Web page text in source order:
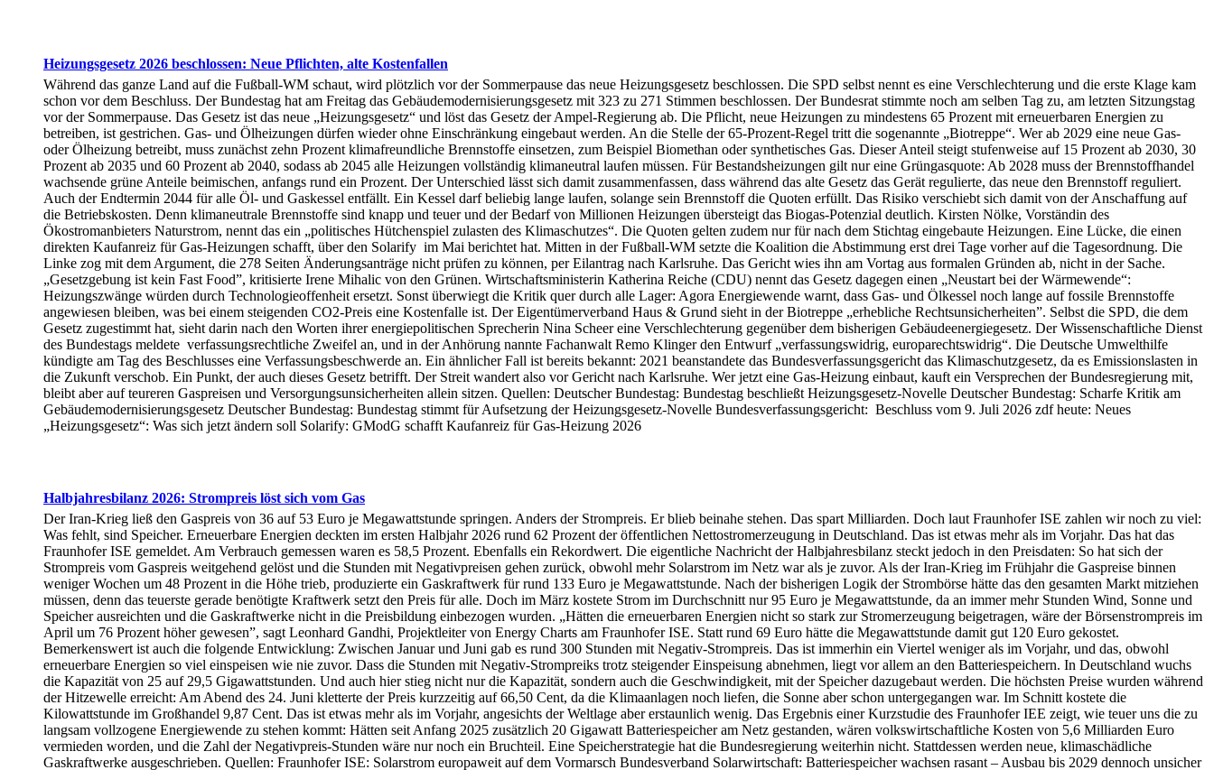
Heizungsgesetz 2026 beschlossen: Neue Pflichten, alte Kostenfallen
Während das ganze Land auf die Fußball-WM schaut, wird plötzlich vor der Sommerpause das neue Heizungsgesetz beschlossen. Die SPD selbst nennt es eine Verschlechterung und die erste Klage kam
schon vor dem Beschluss. Der Bundestag hat am Freitag das Gebäudemodernisierungsgesetz mit 323 zu 271 Stimmen beschlossen. Der Bundesrat stimmte noch am selben Tag zu, am letzten Sitzungstag
vor der Sommerpause. Das Gesetz ist das neue „Heizungsgesetz“ und löst das Gesetz der Ampel-Regierung ab. Die Pflicht, neue Heizungen zu mindestens 65 Prozent mit erneuerbaren Energien zu
betreiben, ist gestrichen. Gas- und Ölheizungen dürfen wieder ohne Einschränkung eingebaut werden. An die Stelle der 65-Prozent-Regel tritt die sogenannte „Biotreppe“. Wer ab 2029 eine neue Gas-
oder Ölheizung betreibt, muss zunächst zehn Prozent klimafreundliche Brennstoffe einsetzen, zum Beispiel Biomethan oder synthetisches Gas. Dieser Anteil steigt stufenweise auf 15 Prozent ab 2030, 30
Prozent ab 2035 und 60 Prozent ab 2040, sodass ab 2045 alle Heizungen vollständig klimaneutral laufen müssen. Für Bestandsheizungen gilt nur eine Grüngasquote: Ab 2028 muss der Brennstoffhandel
wachsende grüne Anteile beimischen, anfangs rund ein Prozent. Der Unterschied lässt sich damit zusammenfassen, dass während das alte Gesetz das Gerät regulierte, das neue den Brennstoff reguliert.
Auch der Endtermin 2044 für alle Öl- und Gaskessel entfällt. Ein Kessel darf beliebig lange laufen, solange sein Brennstoff die Quoten erfüllt. Das Risiko verschiebt sich damit von der Anschaffung auf
die Betriebskosten. Denn klimaneutrale Brennstoffe sind knapp und teuer und der Bedarf von Millionen Heizungen übersteigt das Biogas-Potenzial deutlich. Kirsten Nölke, Vorständin des
Ökostromanbieters Naturstrom, nennt das ein „politisches Hütchenspiel zulasten des Klimaschutzes“. Die Quoten gelten zudem nur für nach dem Stichtag eingebaute Heizungen. Eine Lücke, die einen
direkten Kaufanreiz für Gas-Heizungen schafft, über den Solarify im Mai berichtet hat. Mitten in der Fußball-WM setzte die Koalition die Abstimmung erst drei Tage vorher auf die Tagesordnung. Die
Linke zog mit dem Argument, die 278 Seiten Änderungsanträge nicht prüfen zu können, per Eilantrag nach Karlsruhe. Das Gericht wies ihn am Vortag aus formalen Gründen ab, nicht in der Sache.
„Gesetzgebung ist kein Fast Food”, kritisierte Irene Mihalic von den Grünen. Wirtschaftsministerin Katherina Reiche (CDU) nennt das Gesetz dagegen einen „Neustart bei der Wärmewende“:
Heizungszwänge würden durch Technologieoffenheit ersetzt. Sonst überwiegt die Kritik quer durch alle Lager: Agora Energiewende warnt, dass Gas- und Ölkessel noch lange auf fossile Brennstoffe
angewiesen bleiben, was bei einem steigenden CO2-Preis eine Kostenfalle ist. Der Eigentümerverband Haus & Grund sieht in der Biotreppe „erhebliche Rechtsunsicherheiten”. Selbst die SPD, die dem
Gesetz zugestimmt hat, sieht darin nach den Worten ihrer energiepolitischen Sprecherin Nina Scheer eine Verschlechterung gegenüber dem bisherigen Gebäudeenergiegesetz. Der Wissenschaftliche Dienst
des Bundestags meldete verfassungsrechtliche Zweifel an, und in der Anhörung nannte Fachanwalt Remo Klinger den Entwurf „verfassungswidrig, europarechtswidrig“. Die Deutsche Umwelthilfe
kündigte am Tag des Beschlusses eine Verfassungsbeschwerde an. Ein ähnlicher Fall ist bereits bekannt: 2021 beanstandete das Bundesverfassungsgericht das Klimaschutzgesetz, da es Emissionslasten in
die Zukunft verschob. Ein Punkt, der auch dieses Gesetz betrifft. Der Streit wandert also vor Gericht nach Karlsruhe. Wer jetzt eine Gas-Heizung einbaut, kauft ein Versprechen der Bundesregierung mit,
bleibt aber auf teureren Gaspreisen und Versorgungsunsicherheiten allein sitzen. Quellen: Deutscher Bundestag: Bundestag beschließt Heizungsgesetz-Novelle Deutscher Bundestag: Scharfe Kritik am
Gebäudemodernisierungsgesetz Deutscher Bundestag: Bundestag stimmt für Aufsetzung der Heizungsgesetz-Novelle Bundesverfassungsgericht: Beschluss vom 9. Juli 2026 zdf heute: Neues
„Heizungsgesetz“: Was sich jetzt ändern soll Solarify: GModG schafft Kaufanreiz für Gas-Heizung 2026
Halbjahresbilanz 2026: Strompreis löst sich vom Gas
Der Iran-Krieg ließ den Gaspreis von 36 auf 53 Euro je Megawattstunde springen. Anders der Strompreis. Er blieb beinahe stehen. Das spart Milliarden. Doch laut Fraunhofer ISE zahlen wir noch zu viel:
Was fehlt, sind Speicher. Erneuerbare Energien deckten im ersten Halbjahr 2026 rund 62 Prozent der öffentlichen Nettostromerzeugung in Deutschland. Das ist etwas mehr als im Vorjahr. Das hat das
Fraunhofer ISE gemeldet. Am Verbrauch gemessen waren es 58,5 Prozent. Ebenfalls ein Rekordwert. Die eigentliche Nachricht der Halbjahresbilanz steckt jedoch in den Preisdaten: So hat sich der
Strompreis vom Gaspreis weitgehend gelöst und die Stunden mit Negativpreisen gehen zurück, obwohl mehr Solarstrom im Netz war als je zuvor. Als der Iran-Krieg im Frühjahr die Gaspreise binnen
weniger Wochen um 48 Prozent in die Höhe trieb, produzierte ein Gaskraftwerk für rund 133 Euro je Megawattstunde. Nach der bisherigen Logik der Strombörse hätte das den gesamten Markt mitziehen
müssen, denn das teuerste gerade benötigte Kraftwerk setzt den Preis für alle. Doch im März kostete Strom im Durchschnitt nur 95 Euro je Megawattstunde, da an immer mehr Stunden Wind, Sonne und
Speicher ausreichten und die Gaskraftwerke nicht in die Preisbildung einbezogen wurden. „Hätten die erneuerbaren Energien nicht so stark zur Stromerzeugung beigetragen, wäre der Börsenstrompreis im
April um 76 Prozent höher gewesen”, sagt Leonhard Gandhi, Projektleiter von Energy Charts am Fraunhofer ISE. Statt rund 69 Euro hätte die Megawattstunde damit gut 120 Euro gekostet.
Bemerkenswert ist auch die folgende Entwicklung: Zwischen Januar und Juni gab es rund 300 Stunden mit Negativ-Strompreis. Das ist immerhin ein Viertel weniger als im Vorjahr, und das, obwohl
erneuerbare Energien so viel einspeisen wie nie zuvor. Dass die Stunden mit Negativ-Strompreiks trotz steigender Einspeisung abnehmen, liegt vor allem an den Batteriespeichern. In Deutschland wuchs
die Kapazität von 25 auf 29,5 Gigawattstunden. Und auch hier stieg nicht nur die Kapazität, sondern auch die Geschwindigkeit, mit der Speicher dazugebaut werden. Die höchsten Preise wurden während
der Hitzewelle erreicht: Am Abend des 24. Juni kletterte der Preis kurzzeitig auf 66,50 Cent, da die Klimaanlagen noch liefen, die Sonne aber schon untergegangen war. Im Schnitt kostete die
Kilowattstunde im Großhandel 9,87 Cent. Das ist etwas mehr als im Vorjahr, angesichts der Weltlage aber erstaunlich wenig. Das Ergebnis einer Kurzstudie des Fraunhofer IEE zeigt, wie teuer uns die zu
langsam vollzogene Energiewende zu stehen kommt: Hätten seit Anfang 2025 zusätzlich 20 Gigawatt Batteriespeicher am Netz gestanden, wären volkswirtschaftliche Kosten von 5,6 Milliarden Euro
vermieden worden, und die Zahl der Negativpreis-Stunden wäre nur noch ein Bruchteil. Eine Speicherstrategie hat die Bundesregierung weiterhin nicht. Stattdessen werden neue, klimaschädliche
Gaskraftwerke ausgeschrieben. Quellen: Fraunhofer ISE: Solarstrom europaweit auf dem Vormarsch Bundesverband Solarwirtschaft: Batteriespeicher wachsen rasant – Ausbau bis 2029 dennoch unsicher